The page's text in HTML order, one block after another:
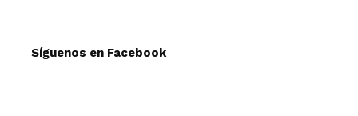
Síguenos en Facebook